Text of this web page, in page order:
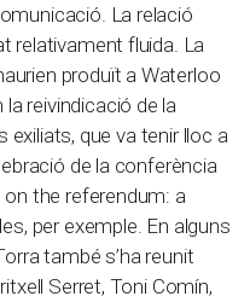
La relació
relativament fluida. La
produït a Waterloo
reivindicació de la
exiliats, que va tenir lloc a
de la conferència
the referendum: a
per exemple. En alguns
també s’ha reunit
Serret, Toni Comín,